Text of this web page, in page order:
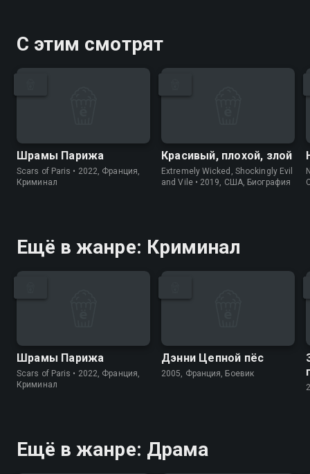
С этим смотрят
Шрамы Парижа
Scars of Paris • 2022, Франция,
Криминал
Красивый, плохой, злой
Extremely Wicked, Shockingly Evil
and Vile • 2019, США, Биография
Ещё в жанре: Криминал
Шрамы Парижа
Scars of Paris • 2022, Франция,
Криминал
Дэнни Цепной пёс
2005, Франция, Боевик
Ещё в жанре: Драма